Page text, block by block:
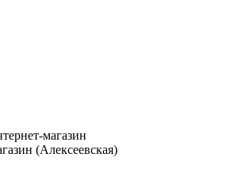
магазин
(Алексеевская)